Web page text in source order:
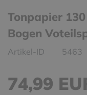
Tonpapier
Bogen
Artikel-ID 5463
74,99